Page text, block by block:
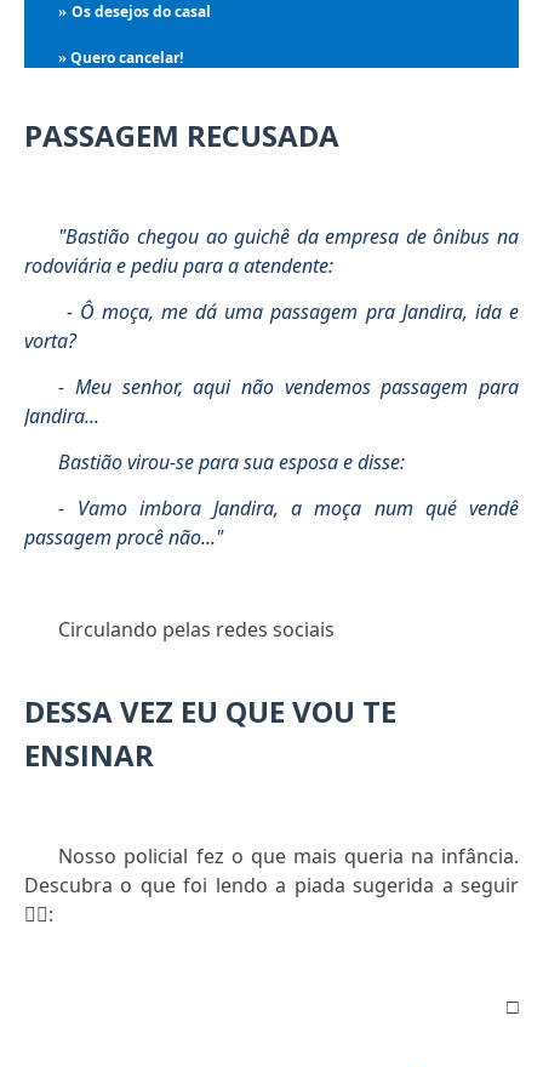
» Os desejos do casal
» Quero cancelar!
PASSAGEM RECUSADA
"Bastião chegou ao guichê da empresa de ônibus na
rodoviáriae pediu para a atendente:
- Ô moça, me dá uma passagem pra Jandira, ida e
vorta?
- Meu senhor, aqui não vendemos passagem para
Jandira...
Bastião virou-se para sua esposa e disse:
- Vamo imbora Jandira, a moça num qué vendê
passagem procê não..."
Circulando pelas redes sociais
DESSA VEZ EU QUE VOU TE
ENSINAR
Nosso policial fez o que mais queria na infância.
Descubra o que foi lendo a piada sugerida a seguir
👇🏻:
□